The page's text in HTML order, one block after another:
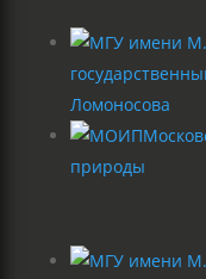
Ломоносова
природы